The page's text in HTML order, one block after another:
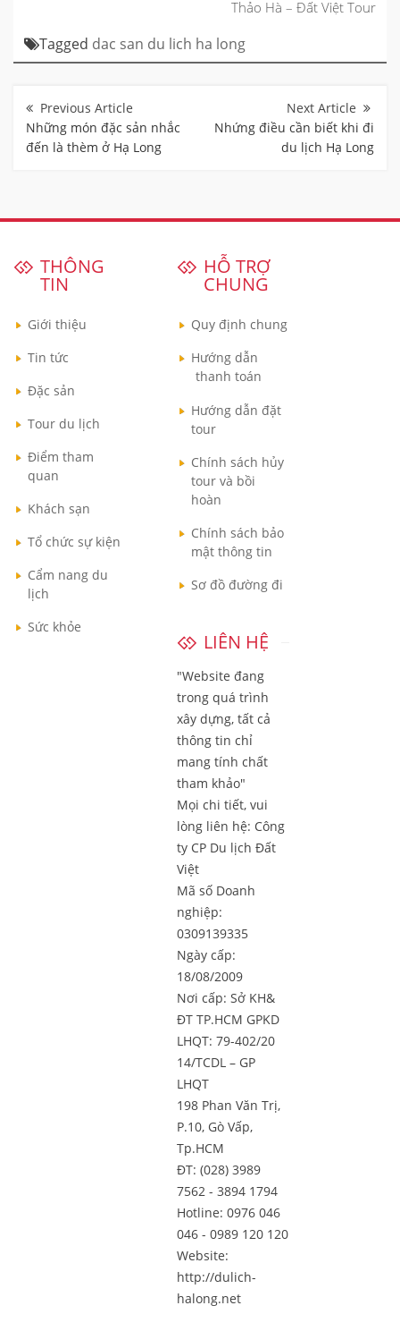
Thảo Hà – Đất Việt Tour
Tagged dac san du lich ha long
hướng
bài
viếtNhững món đặc sản nhắc
đến là thèm ở Hạ Long
Nhứng điều cần biết khi đi
du lịch Hạ Long
THÔNG
TIN
Giới thiệu
Tin tức
Đặc sản
Tour du lịch
Điểm tham
quan
Khách sạn
Tổ chức sự kiện
Cẩm nang du
lịch
Sức khỏe
HỖ TRỢ
CHUNG
Quy định chung
Hướng dẫn
thanh toán
Hướng dẫn đặt
tour
Chính sách hủy
tour và bồi
hoàn
Chính sách bảo
mật thông tin
Sơ đồ đường đi
LIÊN HỆ
"Website đang
trong quá trình
xây dựng, tất cả
thông tin chỉ
mang tính chất
tham khảo"
Mọi chi tiết, vui
lòng liên hệ: Công
ty CP Du lịch Đất
Việt
Mã số Doanh
nghiệp:
0309139335
Ngày cấp:
18/08/2009
Nơi cấp: Sở KH&
ĐT TP.HCM GPKD
LHQT: 79-402/20
14/TCDL – GP
LHQT
198 Phan Văn Trị,
P.10, Gò Vấp,
Tp.HCM
ĐT: (028) 3989
7562 - 3894 1794
Hotline: 0976 046
046 - 0989 120 120
Website:
http://dulich-
halong.net